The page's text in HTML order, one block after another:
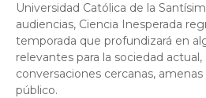
Universidad Católica de la
audiencias, Ciencia Inesperada
temporada que profundizará en
relevantes para la sociedad actual,
conversaciones cercanas,
público.